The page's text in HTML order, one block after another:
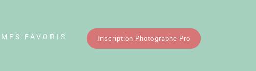
MES FAVORIS Inscription Photographe Pro